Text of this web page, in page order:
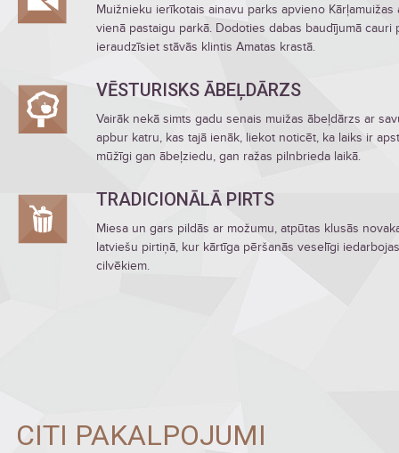
Muižnieku ierīkotais ainavu parks apvieno
vienā pastaigu parkā. Dodoties dabas baudījumā
ieraudzīsiet stāvās klintis Amatas krastā.
VĒSTURISKS ĀBEĻDĀRZS
Vairāk nekā simts gadu senais muižas ābeļdārzs ar
apbur katru, kas tajā ienāk, liekot noticēt, ka laiks ir
mūžīgi gan ābeļziedu, gan ražas pilnbrieda laikā.
TRADICIONĀLĀ PIRTS
Miesa un gars pildās ar možumu, atpūtas klusās
latviešu pirtiņā, kur kārtīga pēršanās veselīgi
cilvēkiem.
CITI PAKALPOJUMI